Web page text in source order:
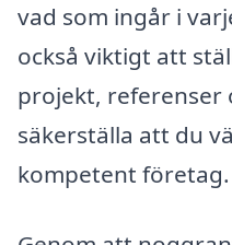
vad som ingår i
också viktigt att
projekt,
säkerställa att du
kompetent företag.